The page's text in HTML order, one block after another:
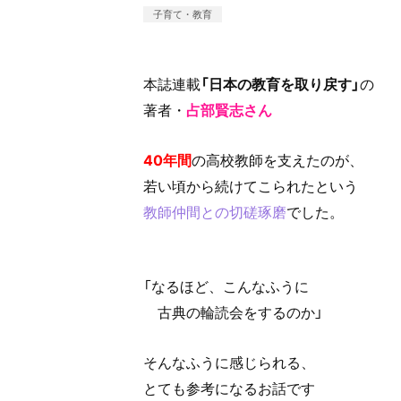
子育て・教育
本誌連載「日本の教育を取り戻す」の
著者・ 占部賢志さん
40年間の高校教師を支えたのが、
若い頃から続けてこられたという
教師仲間との切磋琢磨でした。
「なるほど、こんなふうに
古典の輪読会をするのか」
そんなふうに感じられる、
とても参考になるお話です